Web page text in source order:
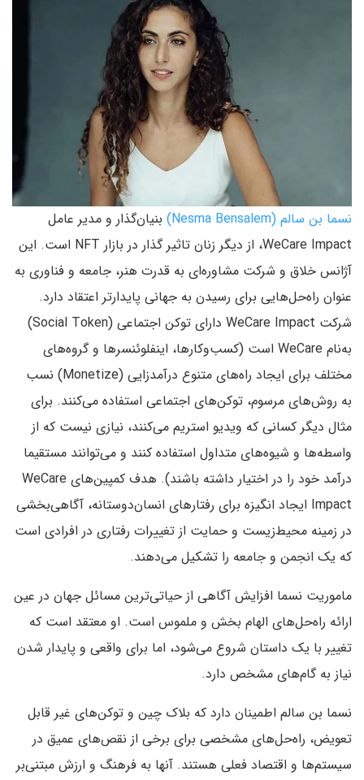
نسما بن سالم (Nesma Bensalem)
بنیان‌گذار و مدیر عامل
WeCare Impact، از دیگر زنان تاثیر‌ گذار در بازار NFT است. این
آژانس خلاق و شرکت مشاوره‌ای به قدرت هنر، جامعه و فناوری به
عنوان راه‌حل‌هایی برای رسیدن به جهانی پایدارتر اعتقاد دارد.
شرکت WeCare Impact دارای توکن اجتماعی (Social Token)
به‌نام WeCare است (کسب‌وکارها، اینفلوئنسرها و گروه‌های
مختلف برای ایجاد راه‌های متنوع درآمدزایی (Monetize) نسب
به روش‌های مرسوم، توکن‌های اجتماعی استفاده می‌کنند. برای
مثال دیگر کسانی که ویدیو استریم می‌کنند، نیازی نیست که از
واسطه‌ها و شیوه‌های متداول استفاده کنند و می‌توانند مستقیما
درآمد خود را در اختیار داشته باشند). هدف کمپین‌های WeCare
Impact ایجاد انگیزه برای رفتارهای انسان‌دوستانه، آگاهی‌بخشی
در زمینه محیط‌زیست و حمایت از تغییرات رفتاری در افرادی است
که یک انجمن و جامعه را تشکیل می‌دهند.
ماموریت نسما افزایش آگاهی از حیاتی‌ترین مسائل جهان در عین
ارائه راه‌حل‌های الهام بخش و ملموس است. او معتقد است که
تغییر با یک داستان شروع می‌شود، اما برای واقعی و پایدار شدن
نیاز به گام‌های مشخص دارد.
نسما بن سالم اطمینان دارد که بلاک چین و توکن‌های غیر قابل
تعویض، راه‌حل‌های مشخصی برای برخی از نقص‌های عمیق در
سیستم‌ها و اقتصاد فعلی هستند. آنها به فرهنگ و ارزش مبتنی‌بر